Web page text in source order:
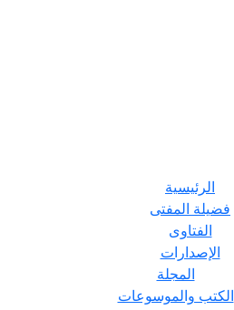
الرئيسية
فضيلة المفتى
الفتاوى
الإصدارات
المجلة
الكتب والموسوعات